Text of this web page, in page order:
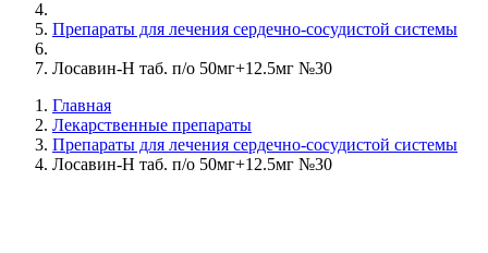
Препараты для лечения сердечно-сосудистой системы
Лосавин-Н таб. п/о 50мг+12.5мг №30
Главная
Лекарственные препараты
Препараты для лечения сердечно-сосудистой системы
Лосавин-Н таб. п/о 50мг+12.5мг №30